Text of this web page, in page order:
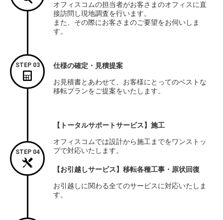
オフィスコムの担当者がお客さまのオフィスに直
接訪問し現地調査を行います。
また、その際にお客さまのご要望をお伺いしま
す。
STEP 03 仕様の確定・見積提案
お見積書とあわせて、お客様にとってのベストな
移転プランをご提案をいたします。
STEP 04
【トータルサポートサービス】施工
オフィスコムでは設計から施工までをワンストッ
プで対応いたします。
【お引越しサービス】移転各種工事・原状回復
お引越しに関わる全てのサービスに対応いたしま
す。